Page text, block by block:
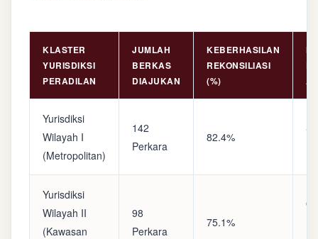
KLASTER
YURISDIKSI
PERADILAN
JUMLAH
BERKAS
DIAJUKAN
KEBERHASILAN
REKONSILIASI
(%)
Yurisdiksi
Wilayah I
(Metropolitan)
142
Perkara
82.4%
Yurisdiksi
Wilayah II
(Kawasan
98
Perkara
75.1%